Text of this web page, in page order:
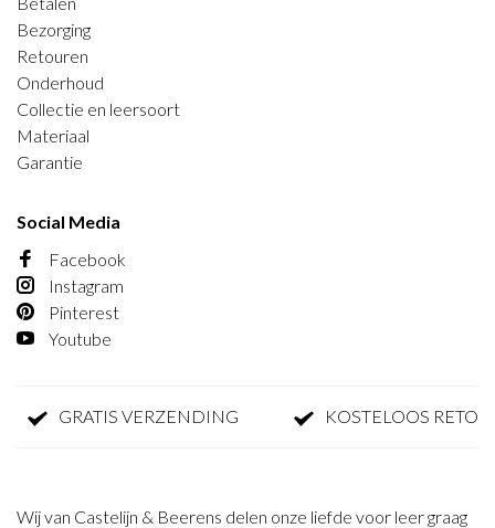
Bezorging
Retouren
Onderhoud
Collectie en leersoort
Materiaal
Garantie
Social Media
Facebook
Instagram
Pinterest
Youtube
GRATIS VERZENDING KOSTELOOS
Wij van Castelijn & Beerens delen onze liefde voor leer graag